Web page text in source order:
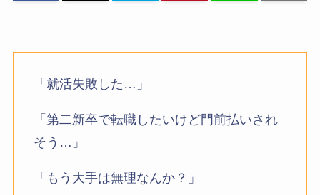
「就活失敗した…」
「第二新卒で転職したいけど門前払いされ
そう…」
「もう大手は無理なんか？」